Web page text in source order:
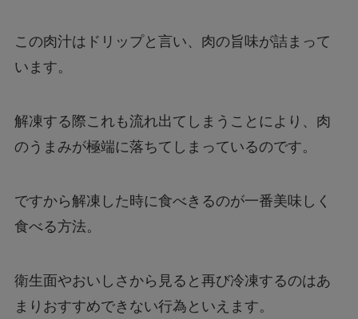
この肉汁はドリップと言い、肉の旨味が詰まって
います。
解凍する際これも流れ出てしまうことにより、肉
のうまみが極端に落ちてしまっているのです。
ですから解凍した時に食べきるのが一番美味しく
食べる方法。
衛生面やおいしさから見ると再び冷凍するのはあ
まりおすすめできない行為といえます。